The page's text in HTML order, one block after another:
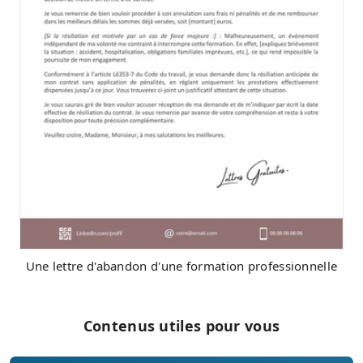
Une lettre d'abandon d'une formation professionnelle
Contenus utiles pour vous